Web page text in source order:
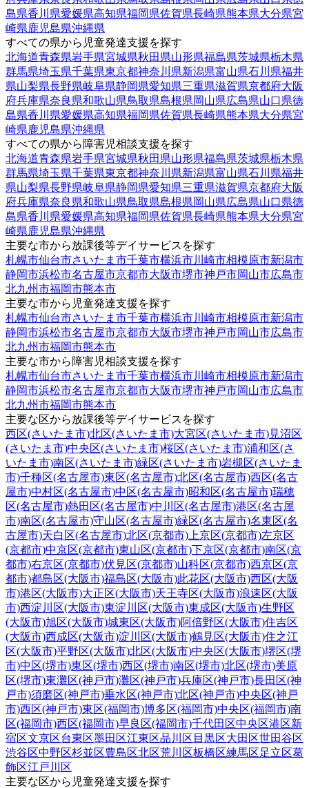
島県香川県愛媛県高知県福岡県佐賀県長崎県熊本県大分県宮
崎県鹿児島県沖縄県
すべての県から児童発達支援を探す
北海道青森県岩手県宮城県秋田県山形県福島県茨城県栃木県
群馬県埼玉県千葉県東京都神奈川県新潟県富山県石川県福井
県山梨県長野県岐阜県静岡県愛知県三重県滋賀県京都府大阪
府兵庫県奈良県和歌山県鳥取県島根県岡山県広島県山口県徳
島県香川県愛媛県高知県福岡県佐賀県長崎県熊本県大分県宮
崎県鹿児島県沖縄県
すべての県から障害児相談支援を探す
北海道青森県岩手県宮城県秋田県山形県福島県茨城県栃木県
群馬県埼玉県千葉県東京都神奈川県新潟県富山県石川県福井
県山梨県長野県岐阜県静岡県愛知県三重県滋賀県京都府大阪
府兵庫県奈良県和歌山県鳥取県島根県岡山県広島県山口県徳
島県香川県愛媛県高知県福岡県佐賀県長崎県熊本県大分県宮
崎県鹿児島県沖縄県
主要な市から放課後等デイサービスを探す
札幌市仙台市さいたま市千葉市横浜市川崎市相模原市新潟市
静岡市浜松市名古屋市京都市大阪市堺市神戸市岡山市広島市
北九州市福岡市熊本市
主要な市から児童発達支援を探す
札幌市仙台市さいたま市千葉市横浜市川崎市相模原市新潟市
静岡市浜松市名古屋市京都市大阪市堺市神戸市岡山市広島市
北九州市福岡市熊本市
主要な市から障害児相談支援を探す
札幌市仙台市さいたま市千葉市横浜市川崎市相模原市新潟市
静岡市浜松市名古屋市京都市大阪市堺市神戸市岡山市広島市
北九州市福岡市熊本市
主要な区から放課後等デイサービスを探す
西区(さいたま市)北区(さいたま市)大宮区(さいたま市)見沼区
(さいたま市)中央区(さいたま市)桜区(さいたま市)浦和区(さ
いたま市)南区(さいたま市)緑区(さいたま市)岩槻区(さいたま
市)千種区(名古屋市)東区(名古屋市)北区(名古屋市)西区(名古
屋市)中村区(名古屋市)中区(名古屋市)昭和区(名古屋市)瑞穂
区(名古屋市)熱田区(名古屋市)中川区(名古屋市)港区(名古屋
市)南区(名古屋市)守山区(名古屋市)緑区(名古屋市)名東区(名
古屋市)天白区(名古屋市)北区(京都市) 上京区(京都市)左京区
(京都市)中京区(京都市)東山区(京都市)下京区(京都市)南区(京
都市)右京区(京都市)伏見区(京都市)山科区(京都市)西京区(京
都市)都島区(大阪市)福島区(大阪市)此花区(大阪市)西区(大阪
市)港区(大阪市)大正区(大阪市)天王寺区(大阪市)浪速区(大阪
市)西淀川区(大阪市)東淀川区(大阪市)東成区(大阪市)生野区
(大阪市)旭区(大阪市)城東区(大阪市)阿倍野区(大阪市)住吉区
(大阪市)西成区(大阪市)淀川区(大阪市)鶴見区(大阪市)住之江
区(大阪市)平野区(大阪市)北区(大阪市)中央区(大阪市)堺区(堺
市)中区(堺市)東区(堺市)西区(堺市)南区(堺市)北区(堺市)美原
区(堺市)東灘区(神戸市)灘区(神戸市)兵庫区(神戸市)長田区(神
戸市)須磨区(神戸市)垂水区(神戸市)北区(神戸市)中央区(神戸
市)西区(神戸市)東区(福岡市)博多区(福岡市)中央区(福岡市)南
区(福岡市)西区(福岡市)早良区(福岡市)千代田区中央区港区新
宿区文京区台東区墨田区江東区品川区 目黒区大田区世田谷区
渋谷区中野区杉並区豊島区北区荒川区板橋区練馬区足立区葛
飾区江戸川区
主要な区から児童発達支援を探す